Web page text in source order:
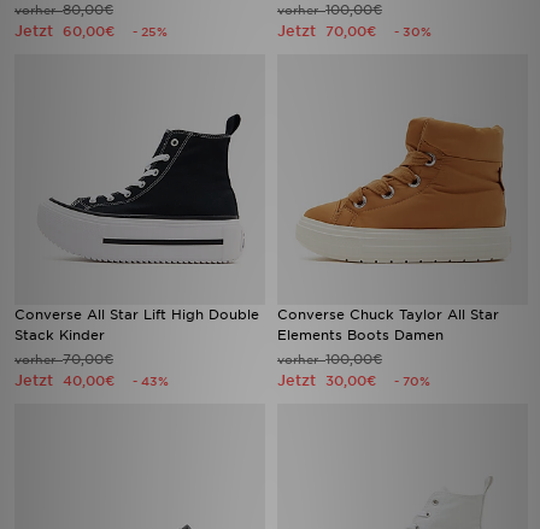
vorher80,00€
Jetzt 60,00€ - 25%
vorher100,00€
Jetzt 70,00€ - 30%
Converse All Star Lift High Double
Stack Kinder
vorher70,00€
Jetzt 40,00€ - 43%
Converse Chuck Taylor All Star
Elements Boots Damen
vorher100,00€
Jetzt 30,00€ - 70%